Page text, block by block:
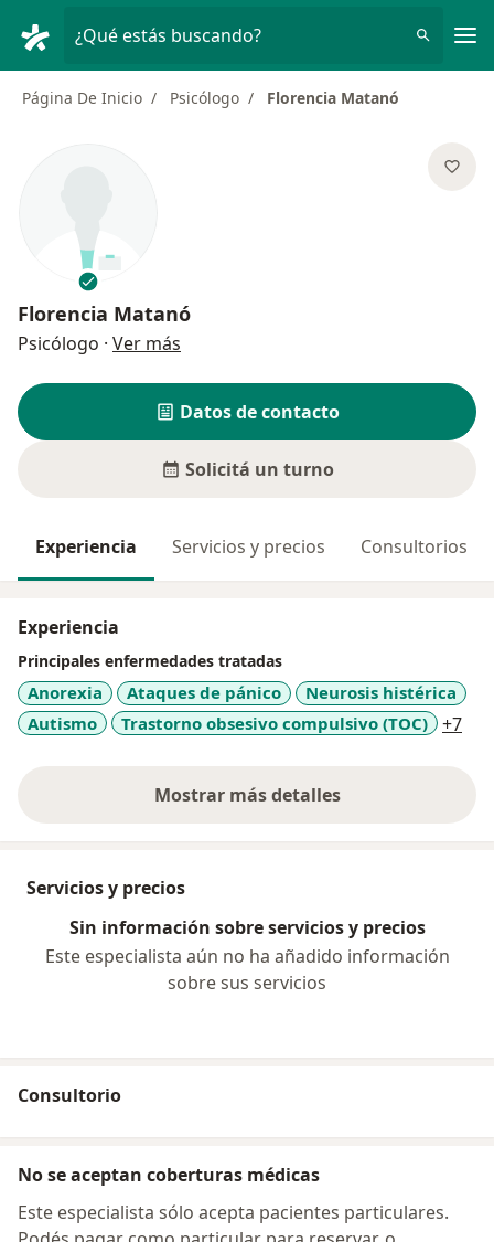
¿Qué estás buscando?
Página De Inicio Psicólogo Florencia Matanó
Florencia Matanó
Psicólogo · Ver más
Datos de contacto
Solicitá un turno
Experiencia Servicios y precios Consultorios
Experiencia
Principales enfermedades tratadas
Anorexia Ataques de pánico
Neurosis histérica
Autismo
Trastorno obsesivo compulsivo (TOC) +7
Mostrar más detalles
sobre la experiencia
Servicios y precios
Sin información sobre servicios y precios
Este especialista aún no ha añadido información
sobre sus servicios
Consultorio
No se aceptan coberturas médicas
Este especialista sólo acepta pacientes particulares.